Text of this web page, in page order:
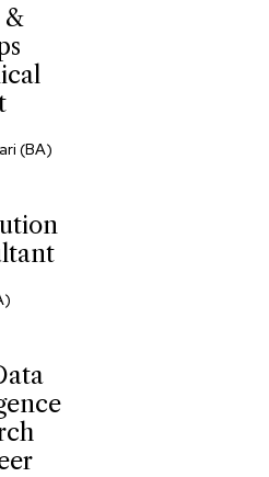
&
(BA)